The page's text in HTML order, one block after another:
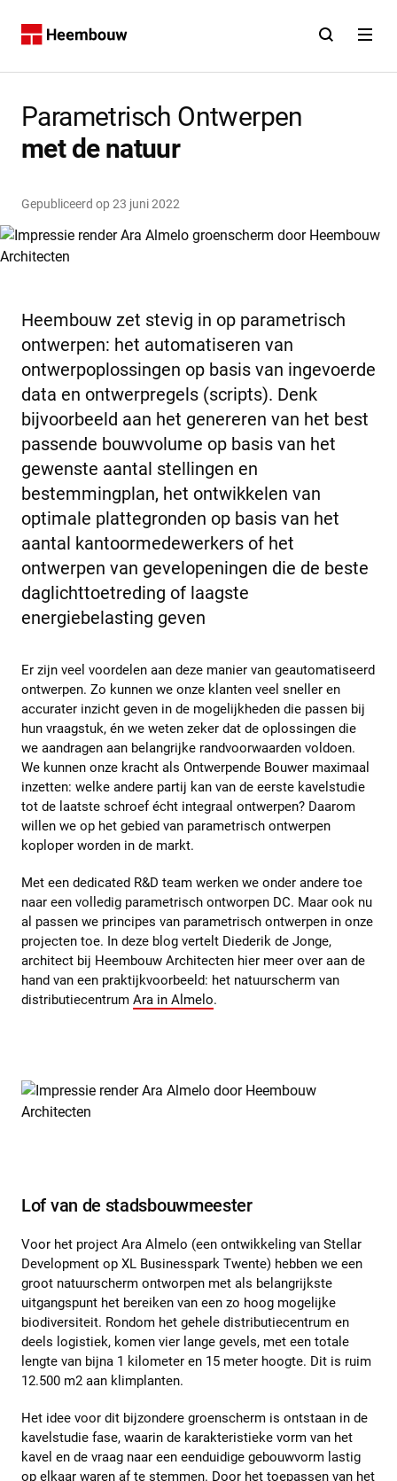
Home Open Open
Contact
Parametrisch Ontwerpen
met de natuur
Gepubliceerd op 23 juni 2022
Heembouw zet stevig in op parametrisch
ontwerpen: het automatiseren van
ontwerpoplossingen op basis van ingevoerde
data en ontwerpregels (scripts). Denk
bijvoorbeeld aan het genereren van het best
passende bouwvolume op basis van het
gewenste aantal stellingen en
bestemmingplan, het ontwikkelen van
optimale plattegronden op basis van het
aantal kantoormedewerkers of het
ontwerpen van gevelopeningen die de beste
daglichttoetreding of laagste
energiebelasting geven
Er zijn veel voordelen aan deze manier van geautomatiseerd
ontwerpen. Zo kunnen we onze klanten veel sneller en
accurater inzicht geven in de mogelijkheden die passen bij
hun vraagstuk, én we weten zeker dat de oplossingen die
we aandragen aan belangrijke randvoorwaarden voldoen.
We kunnen onze kracht als Ontwerpende Bouwer maximaal
inzetten: welke andere partij kan van de eerste kavelstudie
tot de laatste schroef écht integraal ontwerpen? Daarom
willen we op het gebied van parametrisch ontwerpen
koploper worden in de markt.
Met een dedicated R&D team werken we onder andere toe
naar een volledig parametrisch ontworpen DC. Maar ook nu
al passen we principes van parametrisch ontwerpen in onze
projecten toe. In deze blog vertelt Diederik de Jonge,
architect bij Heembouw Architecten hier meer over aan de
hand van een praktijkvoorbeeld: het natuurscherm van
distributiecentrum Ara in Almelo.
Lof van de stadsbouwmeester
Voor het project Ara Almelo (een ontwikkeling van Stellar
Development op XL Businesspark Twente) hebben we een
groot natuurscherm ontworpen met als belangrijkste
uitgangspunt het bereiken van een zo hoog mogelijke
biodiversiteit. Rondom het gehele distributiecentrum en
deels logistiek, komen vier lange gevels, met een totale
lengte van bijna 1 kilometer en 15 meter hoogte. Dit is ruim
12.500 m2 aan klimplanten.
Het idee voor dit bijzondere groenscherm is ontstaan in de
kavelstudie fase, waarin de karakteristieke vorm van het
kavel en de vraag naar een eenduidige gebouwvorm lastig
op elkaar waren af te stemmen. Door het toepassen van het